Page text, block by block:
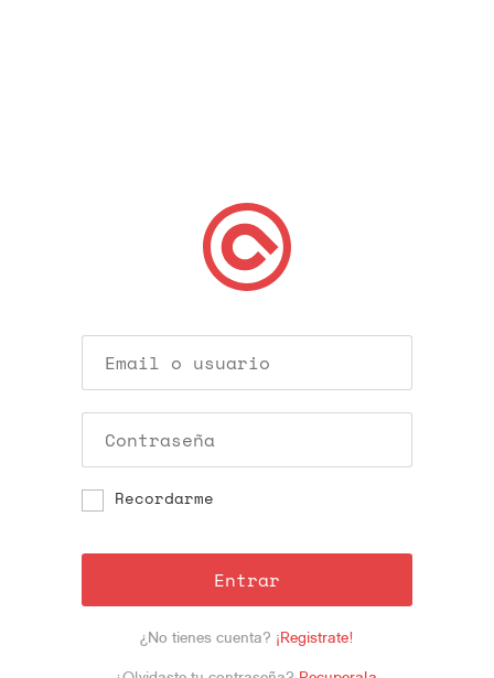
Recordarme
Entrar
¿No tienes cuenta? ¡Registrate!